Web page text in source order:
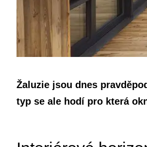
Žaluzie jsou dnes
typ se ale hodí pro která